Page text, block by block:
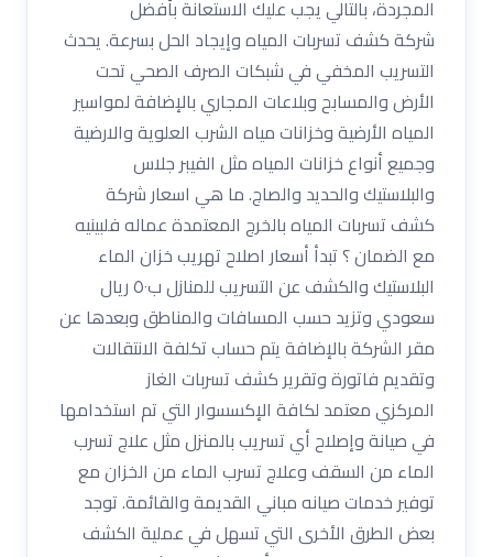
المجردة، بالتالي يجب عليك الاستعانة بأفضل
شركة كشف تسربات المياه وإيجاد الحل بسرعة. يحدث
التسريب المخفي في شبكات الصرف الصحي تحت
الأرض والمسابح وبلاعات المجاري بالإضافة لمواسير
المياه الأرضية وخزانات مياه الشرب العلوية والارضية
وجميع أنواع خزانات المياه مثل الفيبر جلاس
والبلاستيك والحديد والصاج. ما هي اسعار شركة
كشف تسربات المياه بالخرج المعتمدة عماله فلبينيه
مع الضمان ؟ تبدأ أسعار اصلاح تهريب خزان الماء
البلاستيك والكشف عن التسريب للمنازل ب٥٠ ريال
سعودي وتزيد حسب المسافات والمناطق وبعدها عن
مقر الشركة بالإضافة يتم حساب تكلفة الانتقالات
وتقديم فاتورة وتقرير كشف تسربات الغاز
المركزي معتمد لكافة الإكسسوار التي تم استخدامها
في صيانة وإصلاح أي تسريب بالمنزل مثل علاج تسرب
الماء من السقف وعلاج تسرب الماء من الخزان مع
توفير خدمات صيانه مباني القديمة والقائمة. توجد
بعض الطرق الأخرى التي تسهل في عملية الكشف